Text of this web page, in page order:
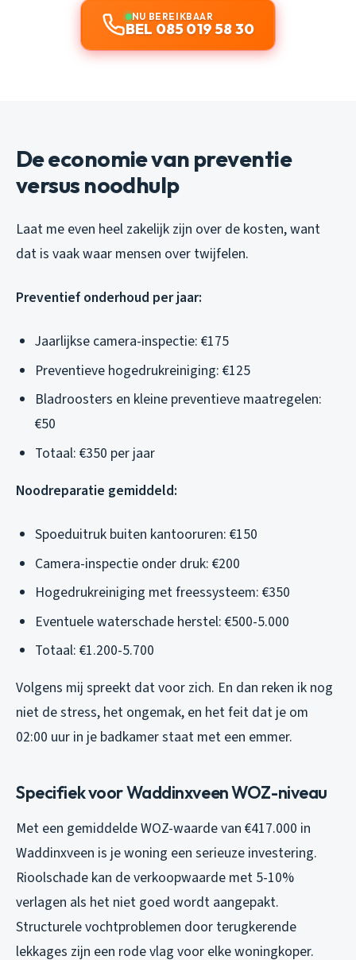
NU BEREIKBAAR
BEL 085 019 58 30
De economie van preventie
versus noodhulp
Laat me even heel zakelijk zijn over de kosten, want
dat is vaak waar mensen over twijfelen.
Preventief onderhoud per jaar:
Jaarlijkse camera-inspectie: €175
Preventieve hogedrukreiniging: €125
Bladroosters en kleine preventieve maatregelen:
€50
Totaal: €350 per jaar
Noodreparatie gemiddeld:
Spoeduitruk buiten kantooruren: €150
Camera-inspectie onder druk: €200
Hogedrukreiniging met freessysteem: €350
Eventuele waterschade herstel: €500-5.000
Totaal: €1.200-5.700
Volgens mij spreekt dat voor zich. En dan reken ik nog
niet de stress, het ongemak, en het feit dat je om
02:00 uur in je badkamer staat met een emmer.
Specifiek voor Waddinxveen WOZ-niveau
Met een gemiddelde WOZ-waarde van €417.000 in
Waddinxveen is je woning een serieuze investering.
Rioolschade kan de verkoopwaarde met 5-10%
verlagen als het niet goed wordt aangepakt.
Structurele vochtproblemen door terugkerende
lekkages zijn een rode vlag voor elke woningkoper.